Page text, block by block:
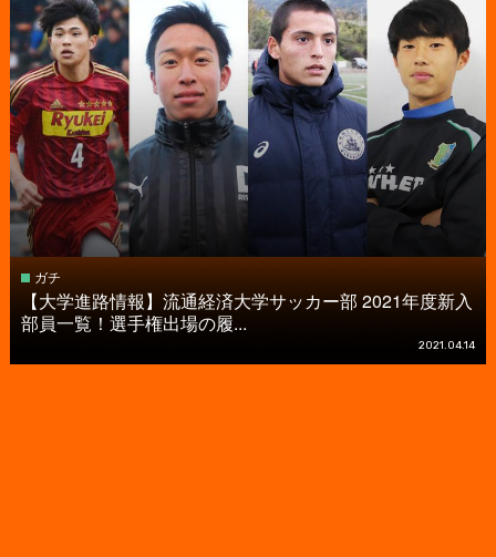
ガチ
【大学進路情報】流通経済大学サッカー部 2021年度新入
部員一覧！選手権出場の履...
2021.04.14